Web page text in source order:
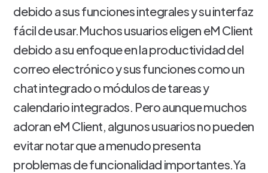
debido a sus funciones integrales y su interfaz
fácil de usar.Muchos usuarios eligen eM Client
debido a su enfoque en la productividad del
correo electrónico y sus funciones como un
chat integrado o módulos de tareas y
calendario integrados. Pero aunque muchos
adoran eM Client, algunos usuarios no pueden
evitar notar que a menudo presenta
problemas de funcionalidad importantes.Ya